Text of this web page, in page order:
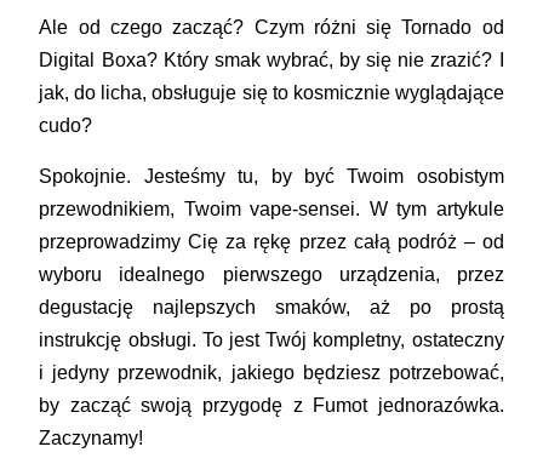
Ale od czego zacząć? Czym różni się Tornado od
Digital Boxa? Który smak wybrać, by się nie zrazić? I
jak, do licha, obsługuje się to kosmicznie wyglądające
cudo?
Spokojnie. Jesteśmy tu, by być Twoim osobistym
przewodnikiem, Twoim vape-sensei. W tym artykule
przeprowadzimy Cię za rękę przez całą podróż – od
wyboru idealnego pierwszego urządzenia, przez
degustację najlepszych smaków, aż po prostą
instrukcję obsługi. To jest Twój kompletny, ostateczny
i jedyny przewodnik, jakiego będziesz potrzebować,
by zacząć swoją przygodę z
Fumot jednorazówka.
Zaczynamy!